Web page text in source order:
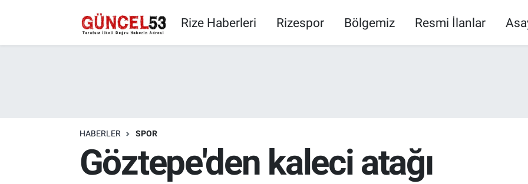
Rize Haberleri Rizespor Bölgemiz Resmi İlanlar
HABERLER SPOR
Göztepe'den kaleci atağı